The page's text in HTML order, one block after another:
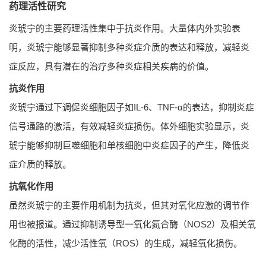
药理活性研究
炎琥宁的主要药理活性集中于抗炎作用。大量体内外实验表
明，炎琥宁能够显著抑制多种炎症介质的表达和释放，减轻炎
症反应，具有潜在的治疗多种炎症相关疾病的价值。
抗炎作用
炎琥宁通过下调促炎细胞因子如IL-6、TNF-α的表达，抑制炎症
信号通路的激活，有效减轻炎症损伤。体外细胞实验显示，炎
琥宁能够抑制巨噬细胞和单核细胞中炎症因子的产生，降低炎
症介质的释放。
抗氧化作用
虽然炎琥宁的主要作用机制为抗炎，但其对氧化应激的调节作
用也被报道。通过抑制诱导型一氧化氮合酶（NOS2）及相关氧
化酶的活性，减少活性氧（ROS）的生成，减轻氧化损伤。